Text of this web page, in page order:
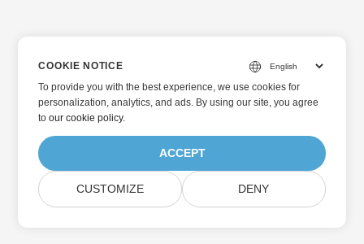
COOKIE NOTICE
To provide you with the best experience, we use cookies for
personalization, analytics, and ads. By using our site, you agree
toour cookie policy.
ACCEPT
CUSTOMIZE DENY